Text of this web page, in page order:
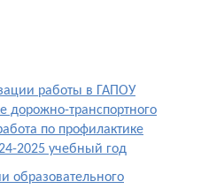
работы в ГАПОУ
дорожно-транспортного
по профилактике
2025 учебный год
образовательного